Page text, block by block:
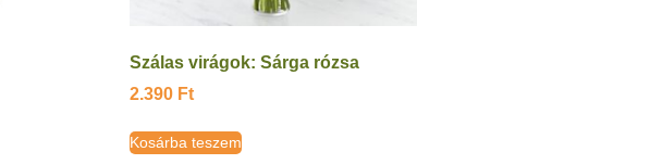
Szálas virágok: Sárga rózsa
2.390 Ft
Kosárba teszem